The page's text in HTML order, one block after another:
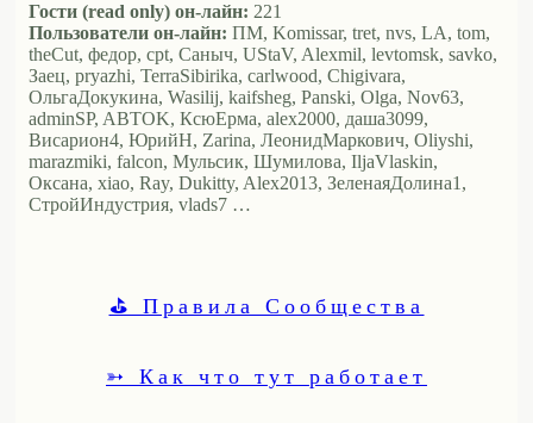
Гости (read only) он-лайн: 221
Пользователи он-лайн: ПМ, Komissar, tret, nvs, LA, tom,
theCut, федор, cpt, Саныч, UStaV, Alexmil, levtomsk, savko,
Заец, pryazhi, TerraSibirika, carlwood, Chigivara,
ОльгаДокукина, Wasilij, kaifsheg, Panski, Olga, Nov63,
adminSP, ABTOK, КсюЕрма, alex2000, даша3099,
Висариoн4, ЮрийН, Zarina, ЛеонидМаркович, Oliyshi,
marazmiki, falcon, Мульсик, Шумилова, IljaVlaskin,
Оксана, xiao, Ray, Dukitty, Alex2013, ЗеленаяДолина1,
СтройИндустрия, vlads7 …
⛳ Правила Сообщества
➳ Как что тут работает